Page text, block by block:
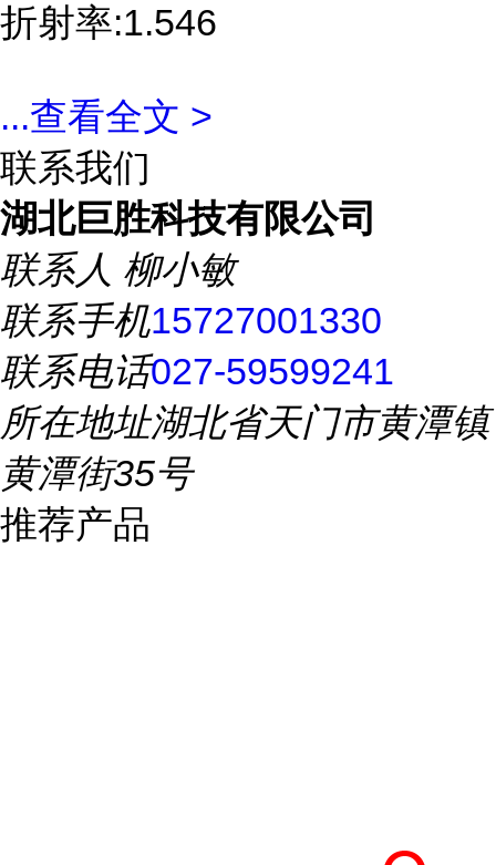
折射率:1.546
...查看全文 >
联系我们
湖北巨胜科技有限公司
联系人 柳小敏
联系手机15727001330
联系电话027-59599241
所在地址湖北省天门市黄潭镇
黄潭街35号
推荐产品